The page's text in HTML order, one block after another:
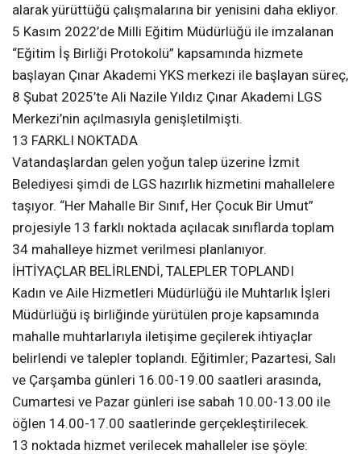
alarak yürüttüğü çalışmalarına bir yenisini daha ekliyor.
5 Kasım 2022’de Milli Eğitim Müdürlüğü ile imzalanan
“Eğitim İş Birliği Protokolü” kapsamında hizmete
başlayan Çınar Akademi YKS merkezi ile başlayan süreç,
8 Şubat 2025’te Ali Nazile Yıldız Çınar Akademi LGS
Merkezi’nin açılmasıyla genişletilmişti.
13 FARKLI NOKTADA
Vatandaşlardan gelen yoğun talep üzerine İzmit
Belediyesi şimdi de LGS hazırlık hizmetini mahallelere
taşıyor. “Her Mahalle Bir Sınıf, Her Çocuk Bir Umut”
projesiyle 13 farklı noktada açılacak sınıflarda toplam
34 mahalleye hizmet verilmesi planlanıyor.
İHTİYAÇLAR BELİRLENDİ, TALEPLER TOPLANDI
Kadın ve Aile Hizmetleri Müdürlüğü ile Muhtarlık İşleri
Müdürlüğü iş birliğinde yürütülen proje kapsamında
mahalle muhtarlarıyla iletişime geçilerek ihtiyaçlar
belirlendi ve talepler toplandı. Eğitimler; Pazartesi, Salı
ve Çarşamba günleri 16.00-19.00 saatleri arasında,
Cumartesi ve Pazar günleri ise sabah 10.00-13.00 ile
öğlen 14.00-17.00 saatlerinde gerçekleştirilecek.
13 noktada hizmet verilecek mahalleler ise şöyle: